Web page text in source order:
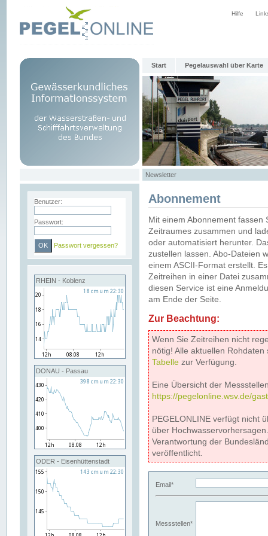
Hilfe
Start Pegelauswahl über Karte
Newsletter
Benutzer:
Passwort:
Passwort vergessen?
RHEIN - Koblenz
DONAU - Passau
ODER - Eisenhüttenstadt
Abonnement
Mit einem Abonnement
Zeitraumes zusammen und
oder automatisiert herunter.
zustellen lassen. Abo-Dateien
einem ASCII-Format erstellt.
Zeitreihen in einer Datei
diesen Service ist eine
am Ende der Seite.
Zur Beachtung:
Wenn Sie Zeitreihen nicht
nötig! Alle aktuellen
Tabelle zur Verfügung.
Eine Übersicht der
https://pegelonline.wsv.de/
PEGELONLINE verfügt nicht
über
Verantwortung der
veröffentlicht.
Email*
Messstellen*